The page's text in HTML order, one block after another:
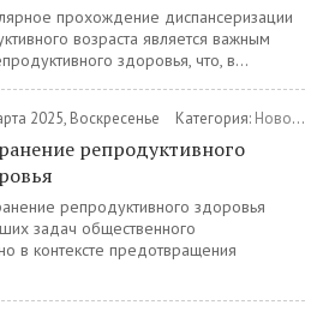
прохождение диспансеризации
возраста является важным
здоровья, что, в...
2025, Воскресенье Категория: Новости
репродуктивного
репродуктивного здоровья
задач общественного
в контексте предотвращения